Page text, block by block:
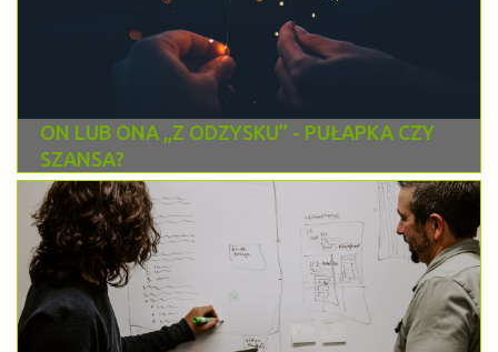
ON LUB ONA „Z ODZYSKU” - PUŁAPKA CZY
SZANSA?